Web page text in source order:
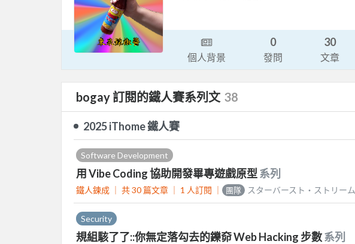
個人背景
0
發問
30
文章
bogay 訂閱的鐵人賽系列文 38
2025 iThome 鐵人賽
Software Development
用 Vibe Coding 協助開發畢專遊戲原型 系列
鐵人鍊成 ｜ 共 30 篇文章 ｜ 1 人訂閱 團隊 スターバースト・ストリーム
Security
規組駭了了::你無定落勾去的鑠奅 Web Hacking 步數系列